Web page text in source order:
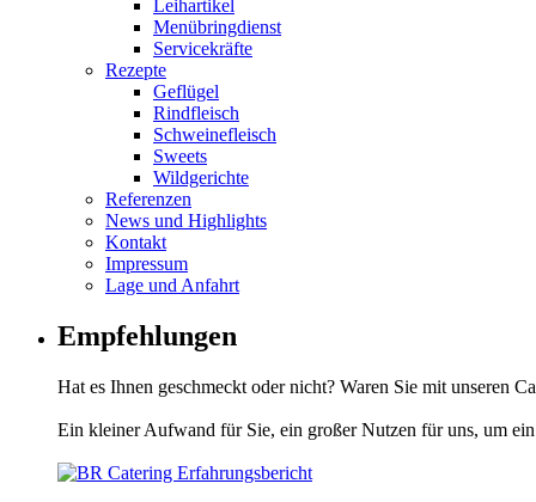
Leihartikel
Menübringdienst
Servicekräfte
Rezepte
Geflügel
Rindfleisch
Schweinefleisch
Sweets
Wildgerichte
Referenzen
News und Highlights
Kontakt
Impressum
Lage und Anfahrt
Empfehlungen
Hat es Ihnen geschmeckt oder nicht? Waren Sie mit unseren
Ein kleiner Aufwand für Sie, ein großer Nutzen für uns, um